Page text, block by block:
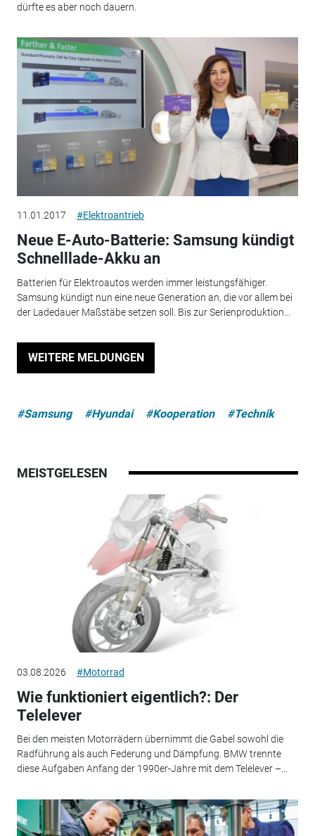
dürfte es aber noch dauern.
11.01.2017 #Elektroantrieb
Neue E-Auto-Batterie: Samsung kündigt
Schnelllade-Akku an
Batterien für Elektroautos werden immer leistungsfähiger.
Samsung kündigt nun eine neue Generation an, die vor allem bei
der Ladedauer Maßstäbe setzen soll. Bis zur Serienproduktion...
WEITERE MELDUNGEN
#Samsung #Hyundai #Kooperation #Technik
MEISTGELESEN
03.08.2026 #Motorrad
Wie funktioniert eigentlich?: Der
Telelever
Bei den meisten Motorrädern übernimmt die Gabel sowohl die
Radführung als auch Federung und Dämpfung. BMW trennte
diese Aufgaben Anfang der 1990er-Jahre mit dem Telelever –...